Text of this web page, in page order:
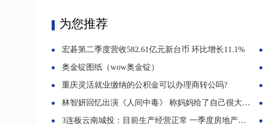
为您推荐
宏碁第二季度营收582.61亿元新台币 环比增长11.1%
奥金锭图纸（wow奥金锭）
重庆灵活就业缴纳的公积金可以办理商转公吗?
林智妍回忆出演《人间中毒》 称妈妈给了自己很大力量
3连板云南城投：目前生产经营正常 一季度房地产业务收入仅占总体收入的1.31%